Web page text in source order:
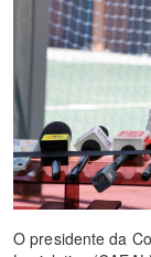
O presidente da